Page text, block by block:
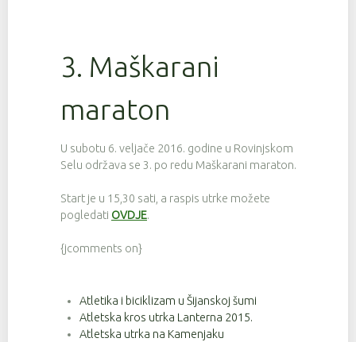
3. Maškarani
maraton
U subotu 6. veljače 2016. godine u Rovinjskom
Selu održava se 3. po redu Maškarani maraton.
Start je u 15,30 sati, a raspis utrke možete
pogledati OVDJE.
{jcomments on}
Atletika i biciklizam u Šijanskoj šumi
Atletska kros utrka Lanterna 2015.
Atletska utrka na Kamenjaku